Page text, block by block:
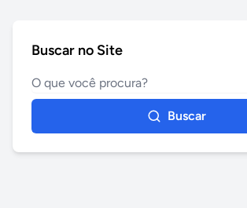
Buscar no Site
Buscar